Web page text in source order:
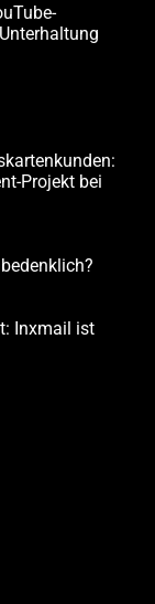
Projekt bei
Inxmail ist